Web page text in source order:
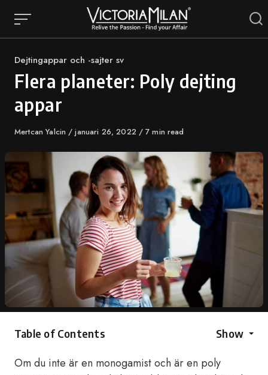
content
Category
Dejtingappar och -sajter sv
Flera planeter: Poly dejting
appar
Author
Mertcan Yalcin
Published
januari 26, 2022 7 min read
Table of Contents Show
Om du inte är en monogamist och är en poly